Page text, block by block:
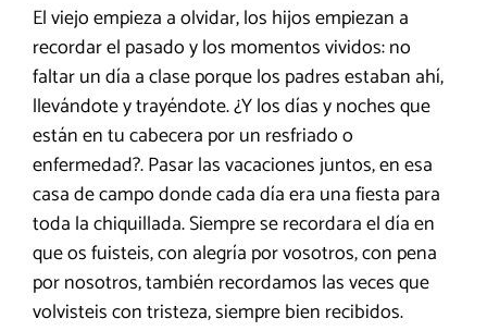
El viejo empieza a olvidar, los hijos empiezan a
recordar el pasado y los momentos vividos: no
faltar un día a clase porque los padres estaban ahí,
llevándote y trayéndote. ¿Y los días y noches que
están en tu cabecera por un resfriado o
enfermedad?. Pasar las vacaciones juntos, en esa
casa de campo donde cada día era una fiesta para
toda la chiquillada. Siempre se recordara el día en
que os fuisteis, con alegría por vosotros, con pena
por nosotros, también recordamos las veces que
volvisteis con tristeza, siempre bien recibidos.